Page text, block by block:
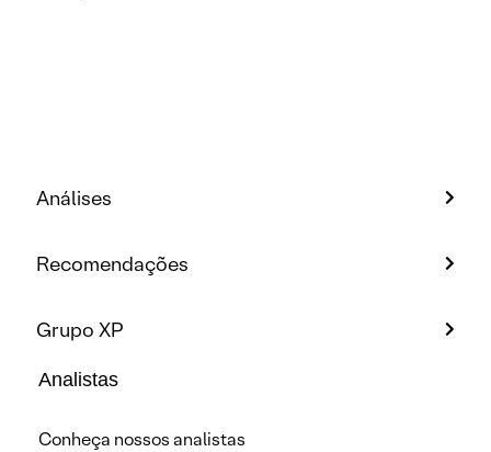
Análises
Recomendações
Grupo XP
Analistas
Conheça nossos analistas